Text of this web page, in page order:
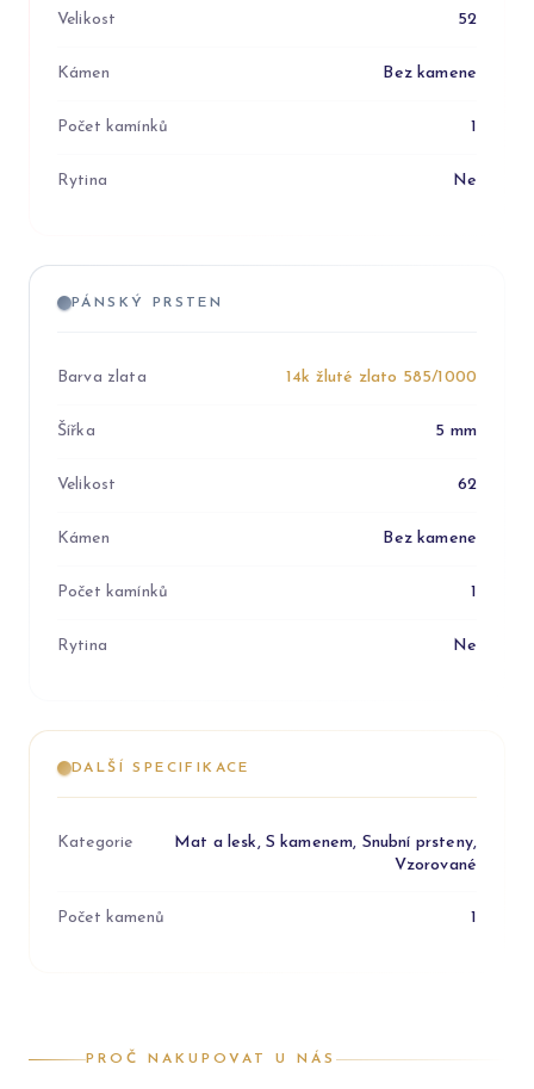
Velikost 52
Kámen Bez kamene
Počet kamínků 1
Rytina Ne
PÁNSKÝ PRSTEN
Barva zlata 14k žluté zlato 585/1000
Šířka 5 mm
Velikost 62
Kámen Bez kamene
Počet kamínků 1
Rytina Ne
DALŠÍ SPECIFIKACE
Kategorie
Mat a lesk, S kamenem, Snubní prsteny,
Vzorované
Počet kamenů 1
PROČ NAKUPOVAT U NÁS